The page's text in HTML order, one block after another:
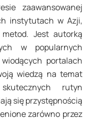
zaawansowanej
instytutach w Azji,
Jest autorką
w popularnych
portalach
wiedzą na temat
rutyn
się przystępnością
zarówno przez